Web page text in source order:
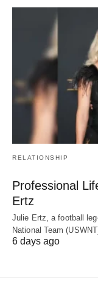
RELATIONSHIP
Professional
Ertz
Julie Ertz, a football
National Team
6 days ago